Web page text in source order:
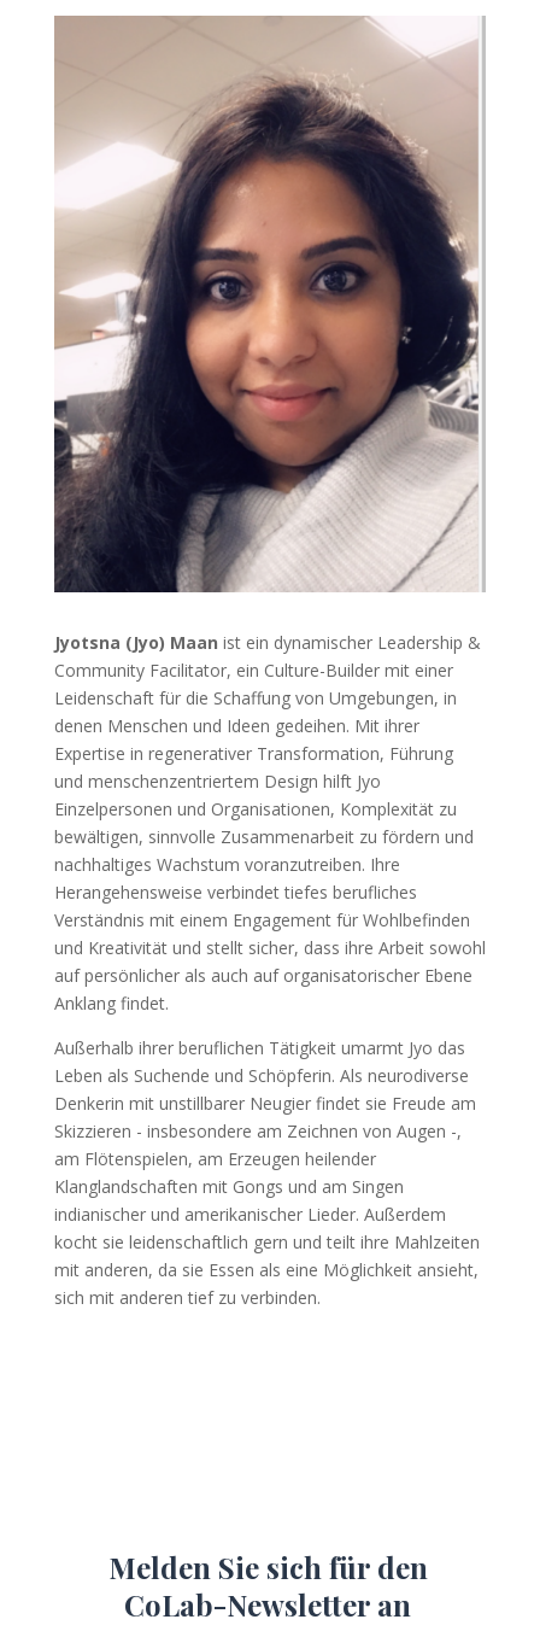
Jyotsna (Jyo) Maan ist ein dynamischer Leadership &
Community Facilitator, ein Culture-Builder mit einer
Leidenschaft für die Schaffung von Umgebungen, in
denen Menschen und Ideen gedeihen. Mit ihrer
Expertise in regenerativer Transformation, Führung
und menschenzentriertem Design hilft Jyo
Einzelpersonen und Organisationen, Komplexität zu
bewältigen, sinnvolle Zusammenarbeit zu fördern und
nachhaltiges Wachstum voranzutreiben. Ihre
Herangehensweise verbindet tiefes berufliches
Verständnis mit einem Engagement für Wohlbefinden
und Kreativität und stellt sicher, dass ihre Arbeit sowohl
auf persönlicher als auch auf organisatorischer Ebene
Anklang findet.
Außerhalb ihrer beruflichen Tätigkeit umarmt Jyo das
Leben als Suchende und Schöpferin. Als neurodiverse
Denkerin mit unstillbarer Neugier findet sie Freude am
Skizzieren - insbesondere am Zeichnen von Augen -,
am Flötenspielen, am Erzeugen heilender
Klanglandschaften mit Gongs und am Singen
indianischer und amerikanischer Lieder. Außerdem
kocht sie leidenschaftlich gern und teilt ihre Mahlzeiten
mit anderen, da sie Essen als eine Möglichkeit ansieht,
sich mit anderen tief zu verbinden.
Melden Sie sich für den
CoLab-Newsletter an